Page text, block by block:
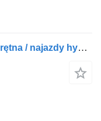
Janmil Janmil DMC 60 T / 2 x oś skrętna / najazdy hydrauliczke / poszer